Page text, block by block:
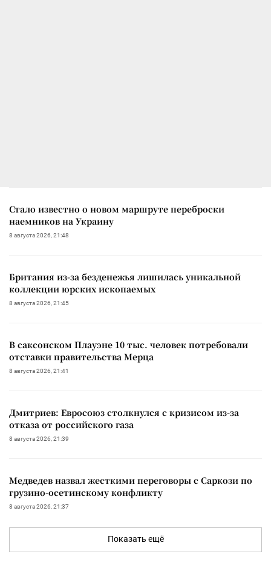
Стало известно о новом маршруте переброски
наемников на Украину
8 августа 2026, 21:48
Британия из-за безденежья лишилась уникальной
коллекции юрских ископаемых
8 августа 2026, 21:45
В саксонском Плауэне 10 тыс. человек потребовали
отставки правительства Мерца
8 августа 2026, 21:41
Дмитриев: Евросоюз столкнулся с кризисом из-за
отказа от российского газа
8 августа 2026, 21:39
Медведев назвал жесткими переговоры с Саркози по
грузино-осетинскому конфликту
8 августа 2026, 21:37
Показать ещё